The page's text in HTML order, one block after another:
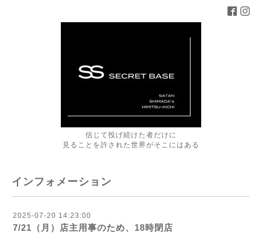
信じて投げ続けた者だけに
見ることを許された世界がそこにはある
インフォメーション
2025-07-20 14:23:00
7/21（月）店主用事のため、18時閉店